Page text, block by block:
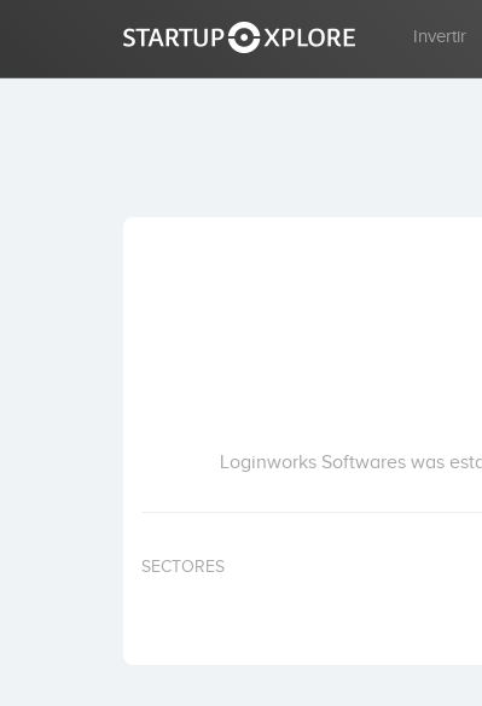
Invertir
Loginworks Softwares was
SECTORES